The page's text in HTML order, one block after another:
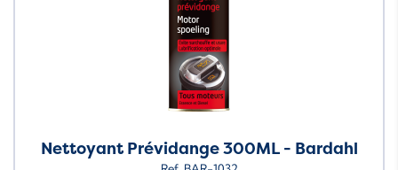
Nettoyant Prévidange 300ML - Bardahl